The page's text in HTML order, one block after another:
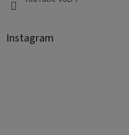
Instagram